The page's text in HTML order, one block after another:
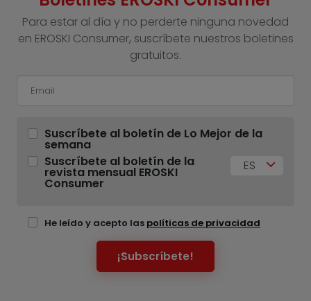
Para estar al día y no perderte ninguna novedad
en EROSKI Consumer, suscríbete nuestros boletines
gratuitos.
Suscríbete al boletín de Lo Mejor de la
semana
Suscríbete al boletín de la
revista mensual EROSKI
Consumer
ES
He leído y acepto las políticas de privacidad
¡Subscríbete!